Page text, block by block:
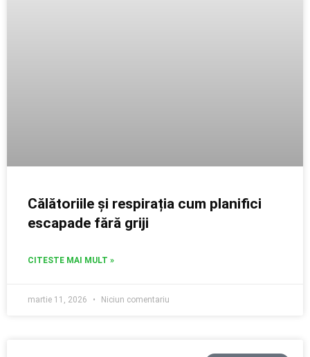
Călătoriile și respirația cum planifici
escapade fără griji
CITESTE MAI MULT »
martie 11, 2026 Niciun comentariu